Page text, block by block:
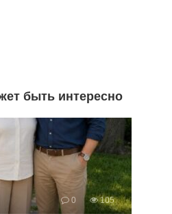
быть интересно
0 105